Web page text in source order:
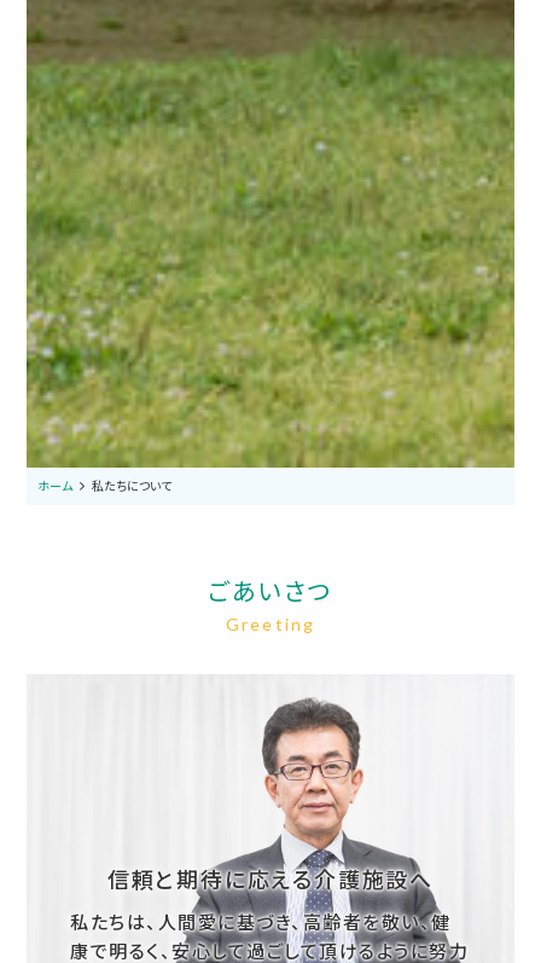
ホーム 私たちについて
ごあいさつ
Greeting
信頼と期待に応える介護施設へ
私たちは、人間愛に基づき、高齢者を敬い、健
康で明るく、安心して過ごして頂けるように努力